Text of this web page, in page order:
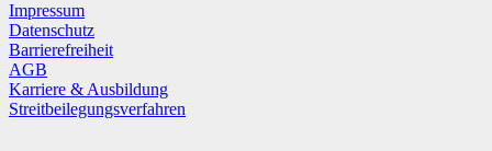
Impressum
Datenschutz
Barrierefreiheit
AGB
Karriere & Ausbildung
Streitbeilegungsverfahren